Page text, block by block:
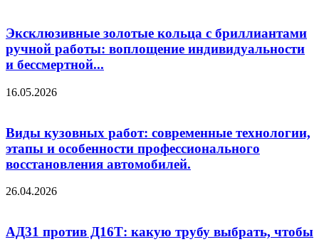
Эксклюзивные золотые кольца с бриллиантами
ручной работы: воплощение индивидуальности
и бессмертной...
16.05.2026
Виды кузовных работ: современные технологии,
этапы и особенности профессионального
восстановления автомобилей.
26.04.2026
АД31 против Д16Т: какую трубу выбрать, чтобы